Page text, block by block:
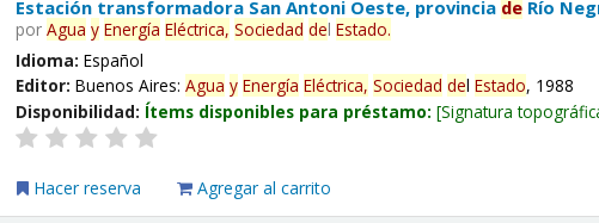
Estación transformadora San Antoni Oeste, provincia de Río
porAgua y Energía Eléctrica, Sociedad delEstado.
Idioma:Español
Editor:Buenos Aires:Agua y Energía Eléctrica, Sociedad delEstado, 1988
Disponibilidad: Ítems disponibles para préstamo: Signatura
Hacer reserva Agregar al carrito